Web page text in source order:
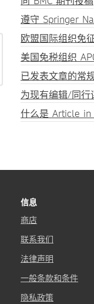
遵守 Springer
欧盟国际组织免
美国免税组织
已发表文章的常
为现有编辑/同行
什么是 Article in
信息
商店
联系我们
法律声明
一般条款和条件
隐私政策